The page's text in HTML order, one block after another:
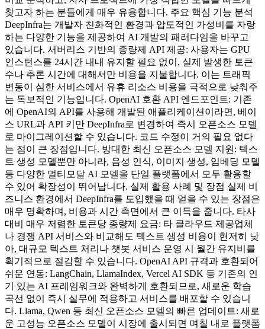
찾고자 하는 분들에게 매우 유용합니다. 주요 핵심 기능 분석
DeepInfra는 개발자 친화적인 환경과 압도적인 가성비를 자랑
하는 다양한 기능을 제공하여 AI 개발의 패러다임을 바꾸고
있습니다. 서버리스 기반의 종량제 API 제공: 사용자는 GPU
인스턴스를 24시간 내내 유지할 필요 없이, 실제 발생한 토큰
수나 추론 시간에 대해서만 비용을 지불합니다. 이는 트래픽
변동이 심한 서비스에서 유휴 리소스 비용을 극적으로 낮춰주
는 독보적인 기능입니다. OpenAI 호환 API 엔드포인트: 기존
에 OpenAI의 API를 사용해 개발된 애플리케이션이라면, 베이
스 URL과 API 키만 DeepInfra로 변경하여 즉시 오픈소스 모델
로 마이그레이션할 수 있습니다. 코드 수정이 거의 필요 없다
는 점이 큰 장점입니다. 방대한 최신 오픈소스 모델 지원: 텍스
트 생성 모델뿐만 아니라, 음성 인식, 이미지 생성, 임베딩 모델
등 다양한 멀티모달 AI 모델을 단일 플랫폼에서 모두 활용할
수 있어 확장성이 뛰어납니다. 실제 활용 사례 및 장점 실제 비
즈니스 환경에서 DeepInfra를 도입했을 때 얻을 수 있는 장점은
매우 명확하며, 비용과 시간 측면에서 큰 이득을 줍니다. 타사
대비 매우 저렴한 토큰당 종량제 요금: 타 클라우드 제공업체
나 경쟁 API 서비스와 비교해도 텍스트 생성 비용이 현저히 낮
아, 대규모 텍스트 처리나 챗봇 서비스 운영 시 월간 유지비를
획기적으로 절감할 수 있습니다. OpenAI API 규격과 호환되어
쉬운 연동: LangChain, LlamaIndex, Vercel AI SDK 등 기존의 인
기 있는 AI 프레임워크와 완벽하게 호환되므로, 새로운 학습
곡선 없이 즉시 실무에 적용하고 서비스를 배포할 수 있습니
다. Llama, Qwen 등 최신 오픈소스 모델의 빠른 업데이트: 새로
운 고성능 오픈소스 모델이 시장에 출시되면 며칠 내로 플랫폼